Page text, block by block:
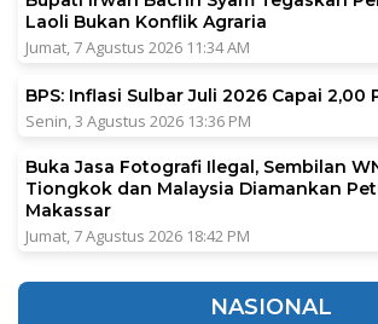
Laoli Bukan Konflik Agraria
Jumat, 7 Agustus 2026 11:34 AM
BPS: Inflasi Sulbar Juli 2026 Capai 2,00
Senin, 3 Agustus 2026 13:36 PM
Buka Jasa Fotografi Ilegal, Sembilan
Tiongkok dan Malaysia Diamankan
Makassar
Jumat, 7 Agustus 2026 18:42 PM
NASIONAL